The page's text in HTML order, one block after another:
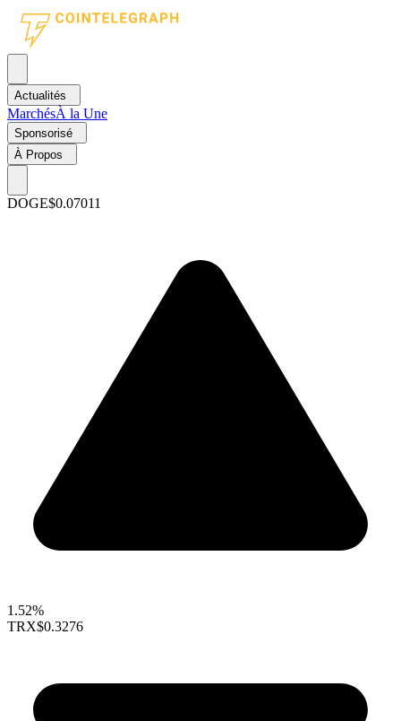
Actualités
MarchésÀ la Une
Sponsorisé
À Propos
DOGE$0.07011
1.52%
TRX$0.3276